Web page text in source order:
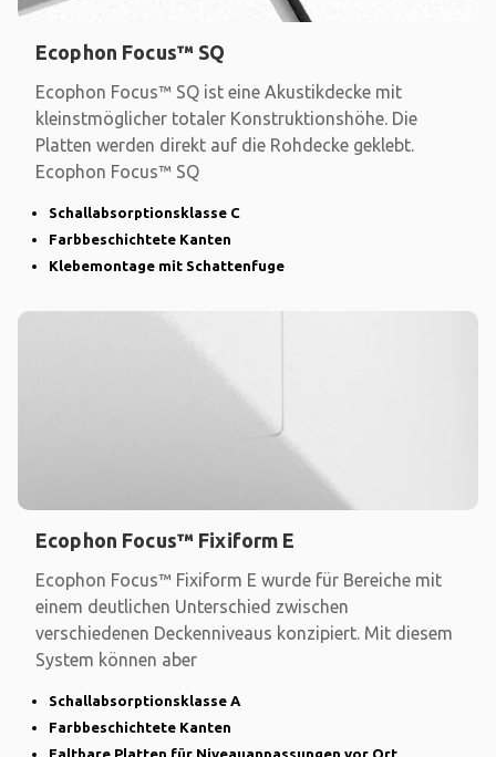
Ecophon Focus™ SQ
Ecophon Focus™ SQ ist eine Akustikdecke mit
kleinstmöglicher totaler Konstruktionshöhe. Die
Platten werden direkt auf die Rohdecke geklebt.
Ecophon Focus™ SQ
Schallabsorptionsklasse C
Farbbeschichtete Kanten
Klebemontage mit Schattenfuge
Ecophon Focus™ Fixiform E
Ecophon Focus™ Fixiform E wurde für Bereiche mit
einem deutlichen Unterschied zwischen
verschiedenen Deckenniveaus konzipiert. Mit diesem
System können aber
Schallabsorptionsklasse A
Farbbeschichtete Kanten